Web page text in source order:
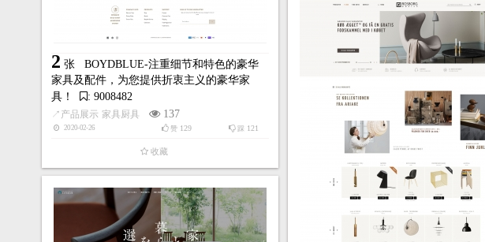
2 张 BOYDBLUE-注重细节和特色的豪华
家具及配件，为您提供折衷主义的豪华家
具！
: 9008482
↗ 产品展示 家具厨具 137
2020-02-26 踩 121
赞 129
收藏